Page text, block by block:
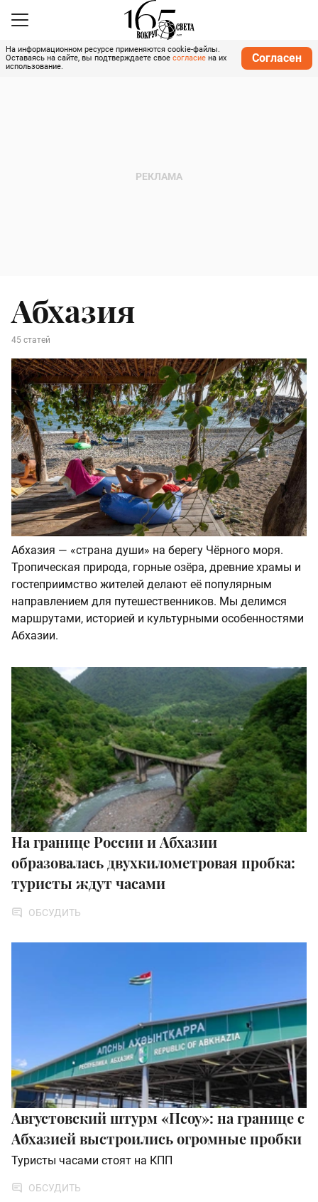
На информационном ресурсе применяются cookie-файлы.
Оставаясь на сайте, вы подтверждаете свое согласие на их
использование.
Согласен
Абхазия
45 статей
Абхазия — «страна души» на берегу Чёрного моря.
Тропическая природа, горные озёра, древние храмы и
гостеприимство жителей делают её популярным
направлением для путешественников. Мы делимся
маршрутами, историей и культурными особенностями
Абхазии.
На границе России и Абхазии
образовалась двухкилометровая пробка:
туристы ждут часами
ОБСУДИТЬ
Августовский штурм «Псоу»: на границе с
Абхазией выстроились огромные пробки
Туристы часами стоят на КПП
ОБСУДИТЬ